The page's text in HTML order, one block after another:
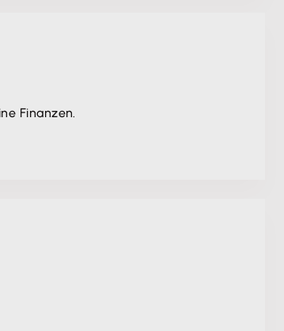
Finanzen.